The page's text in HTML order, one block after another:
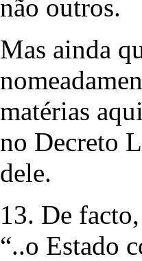
não outros.
Mas ainda
matérias
no Decreto
dele.
13. De
“..o Estado